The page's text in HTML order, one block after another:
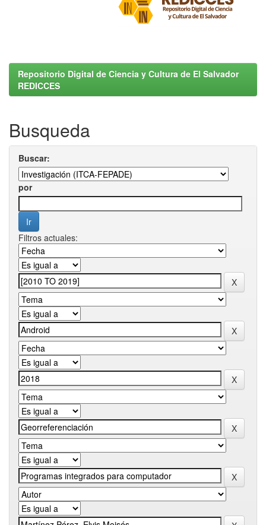
Repositorio Digital de Ciencia y Cultura de El Salvador
REDICCES
Busqueda
Buscar:
por
Filtros actuales: